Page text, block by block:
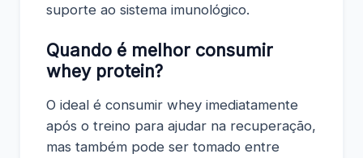
suporte ao sistema imunológico.
Quando é melhor consumir
whey protein?
O ideal é consumir whey imediatamente
após o treino para ajudar na recuperação,
mas também pode ser tomado entre